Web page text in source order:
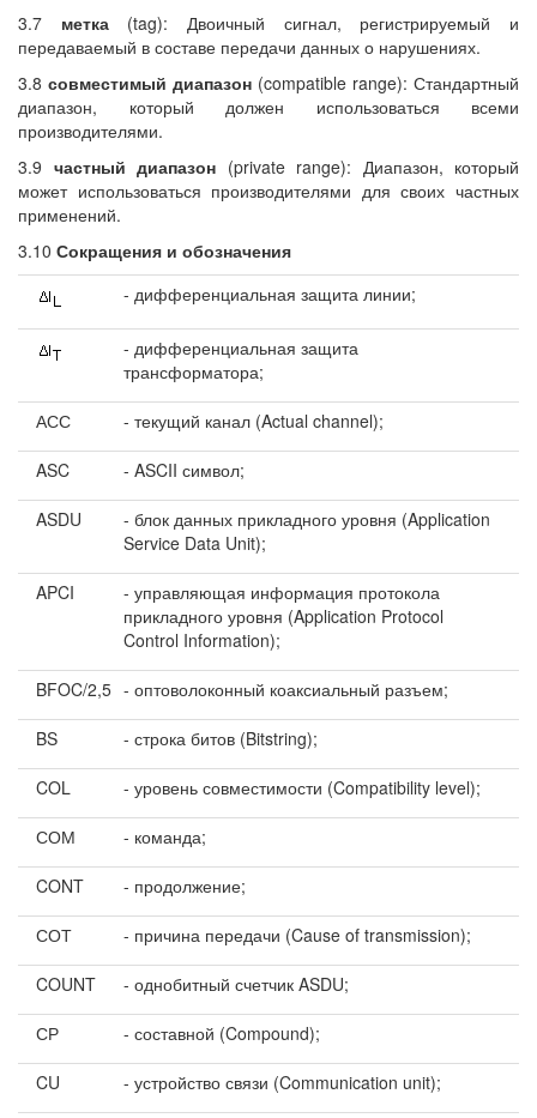
3.7 метка(tag): Двоичный сигнал, регистрируемый и
передаваемый в составе передачи данных о нарушениях.
3.8 совместимый диапазон (compatible range): Стандартный
диапазон, который должен использоваться всеми
производителями.
3.9 частный диапазон (private range): Диапазон, который
может использоваться производителями для своих частных
применений.
3.10 Сокращения и обозначения
- дифференциальная защита линии;
- дифференциальная защита
трансформатора;
АСС - текущий канал (Actual channel);
ASC - ASCII символ;
ASDU
- блок данных прикладного уровня (Application
Service Data Unit);
APCI
- управляющая информация протокола
прикладного уровня (Application Protocol
Control Information);
BFOC/2,5 - оптоволоконный коаксиальный разъем;
BS - строка битов (Bitstring);
COL - уровень совместимости (Compatibility level);
СОМ - команда;
CONT - продолжение;
СОТ - причина передачи (Cause of transmission);
COUNT - однобитный счетчик ASDU;
СР - составной (Compound);
CU - устройство связи (Communication unit);